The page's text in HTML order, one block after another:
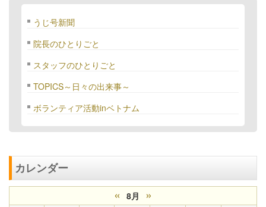
うじ号新聞
院長のひとりごと
スタッフのひとりごと
TOPICS～日々の出来事～
ボランティア活動inベトナム
カレンダー
« 8月 »